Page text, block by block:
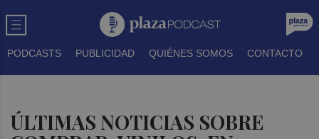
PODCASTS PUBLICIDAD QUIÉNES SOMOS CONTACTO
ÚLTIMAS NOTICIAS SOBRE